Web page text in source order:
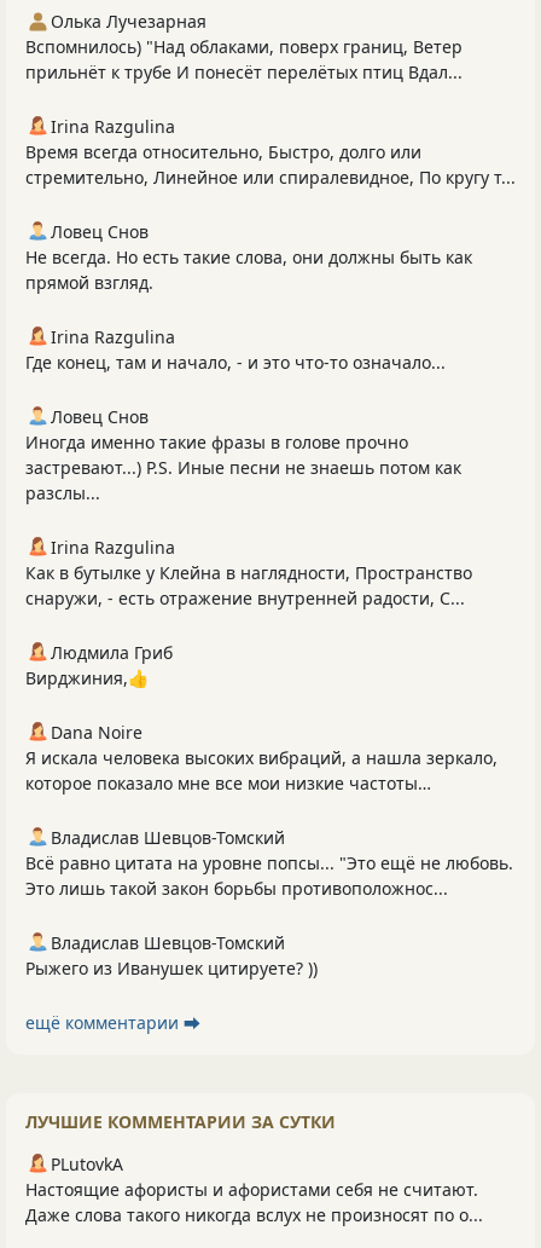
Олька Лучезарная
Вспомнилось) "Над облаками, поверх границ, Ветер
прильнёт к трубе И понесёт перелётых птиц Вдал...
Irina Razgulina
Время всегда относительно, Быстро, долго или
стремительно, Линейное или спиралевидное, По кругу т...
Ловец Снов
Не всегда. Но есть такие слова, они должны быть как
прямой взгляд.
Irina Razgulina
Где конец, там и начало, - и это что-то означало...
Ловец Снов
Иногда именно такие фразы в голове прочно
застревают...) P.S. Иные песни не знаешь потом как
разслы...
Irina Razgulina
Как в бутылке у Клейна в наглядности, Пространство
снаружи, - есть отражение внутренней радости, С...
Людмила Гриб
Вирджиния,👍
Dana Noire
Я искала человека высоких вибраций, а нашла зеркало,
которое показало мне все мои низкие частоты…
Владислав Шевцов-Томский
Всё равно цитата на уровне попсы... "Это ещё не любовь.
Это лишь такой закон борьбы противоположнос...
Владислав Шевцов-Томский
Рыжего из Иванушек цитируете? ))
ещё комментарии ⮕
ЛУЧШИЕ КОММЕНТАРИИ ЗА СУТКИ
PLutоvkА
Настоящие афористы и афористами себя не считают.
Даже слова такого никогда вслух не произносят по о...